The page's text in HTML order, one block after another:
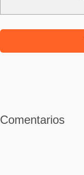
Comentarios